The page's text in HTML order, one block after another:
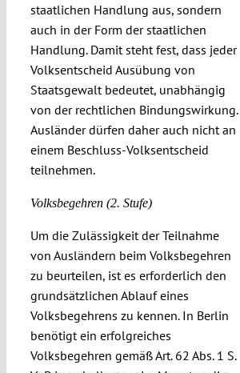
staatlichen Handlung aus, sondern
auch in der Form der staatlichen
Handlung. Damit steht fest, dass jeder
Volksentscheid Ausübung von
Staatsgewalt bedeutet, unabhängig
von der rechtlichen Bindungswirkung.
Ausländer dürfen daher auch nicht an
einem Beschluss-Volksentscheid
teilnehmen.
Volksbegehren (2. Stufe)
Um die Zulässigkeit der Teilnahme
von Ausländern beim Volksbegehren
zu beurteilen, ist es erforderlich den
grundsätzlichen Ablauf eines
Volksbegehrens zu kennen. In Berlin
benötigt ein erfolgreiches
Volksbegehren gemäß Art. 62 Abs. 1 S.